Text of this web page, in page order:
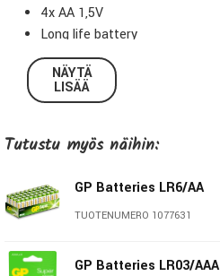
4x AA 1,5V
Long life battery
NÄYTÄ
LISÄÄ
Tutustu myös näihin:
GP Batteries LR6/AA
TUOTENUMERO 1077631
GP Batteries LR03/AAA